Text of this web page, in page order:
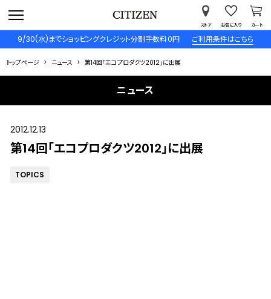
9/30(水)までショッピングクレジット分割手数料０円 ご利用条件はこちら
ストア お気に入り カート
トップページ ニュース 第14回「エコプロダクツ2012」に出展
ニュース
2012.12.13
第14回「エコプロダクツ2012」に出展
TOPICS